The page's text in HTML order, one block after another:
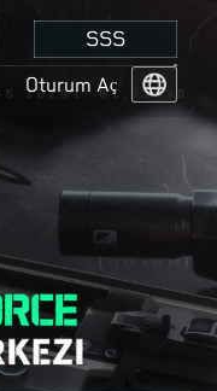
SSS
English
Русский
Deutsch
العربية
繁體中文
Português
한국어
日本語
Oturum Aç